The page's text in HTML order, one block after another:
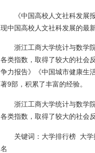
《中国高校人文社科发展
现中国高校人文社科发展的最
浙江工商大学统计与数学
各类指数，取得了较大的社会
争力报告》《中国城市健康生
著9部，积累了丰富的经验。
浙江工商大学统计与数学
各类指数，取得了较大的社会
关键词：大学排行榜 大
名